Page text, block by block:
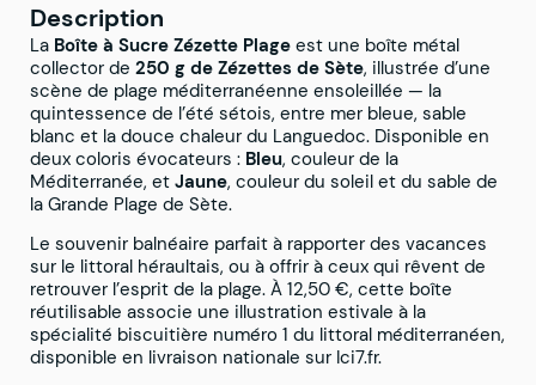
Description
La Boîte à Sucre Zézette Plage est une boîte métal
collector de 250 g de Zézettes de Sète, illustrée d’une
scène de plage méditerranéenne ensoleillée — la
quintessence de l’été sétois, entre mer bleue, sable
blanc et la douce chaleur du Languedoc. Disponible en
deux coloris évocateurs : Bleu, couleur de la
Méditerranée, et Jaune, couleur du soleil et du sable de
la Grande Plage de Sète.
Le souvenir balnéaire parfait à rapporter des vacances
sur le littoral héraultais, ou à offrir à ceux qui rêvent de
retrouver l’esprit de la plage. À 12,50 €, cette boîte
réutilisable associe une illustration estivale à la
spécialité biscuitière numéro 1 du littoral méditerranéen,
disponible en livraison nationale sur Ici7.fr.